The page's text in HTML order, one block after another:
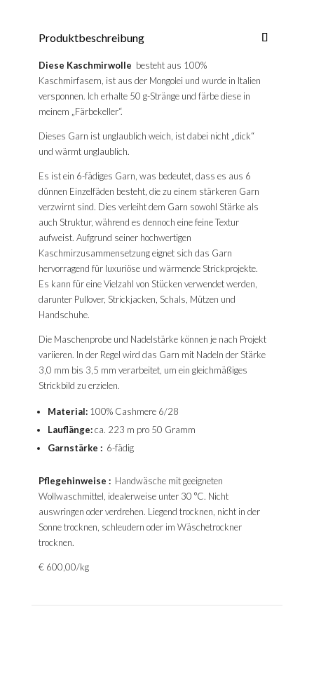
Produktbeschreibung
Diese Kaschmirwolle besteht aus 100%
Kaschmirfasern, ist aus der Mongolei und wurde in Italien
versponnen. Ich erhalte 50 g-Stränge und färbe diese in
meinem „Färbekeller“.
Dieses Garn ist unglaublich weich, ist dabei nicht „dick“
und wärmt unglaublich.
Es ist ein 6-fädiges Garn, was bedeutet, dass es aus 6
dünnen Einzelfäden besteht, die zu einem stärkeren Garn
verzwirnt sind. Dies verleiht dem Garn sowohl Stärke als
auch Struktur, während es dennoch eine feine Textur
aufweist. Aufgrund seiner hochwertigen
Kaschmirzusammensetzung eignet sich das Garn
hervorragend für luxuriöse und wärmende Strickprojekte.
Es kann für eine Vielzahl von Stücken verwendet werden,
darunter Pullover, Strickjacken, Schals, Mützen und
Handschuhe.
Die Maschenprobe und Nadelstärke können je nach Projekt
variieren. In der Regel wird das Garn mit Nadeln der Stärke
3,0 mm bis 3,5 mm verarbeitet, um ein gleichmäßiges
Strickbild zu erzielen.
Material:100% Cashmere 6/28
Lauflänge:ca. 223 m pro 50 Gramm
Garnstärke :6-fädig
Pflegehinweise :Handwäsche mit geeigneten
Wollwaschmittel, idealerweise unter 30 °C. Nicht
auswringen oder verdrehen. Liegend trocknen, nicht in der
Sonne trocknen, schleudern oder im Wäschetrockner
trocknen.
€ 600,00/kg